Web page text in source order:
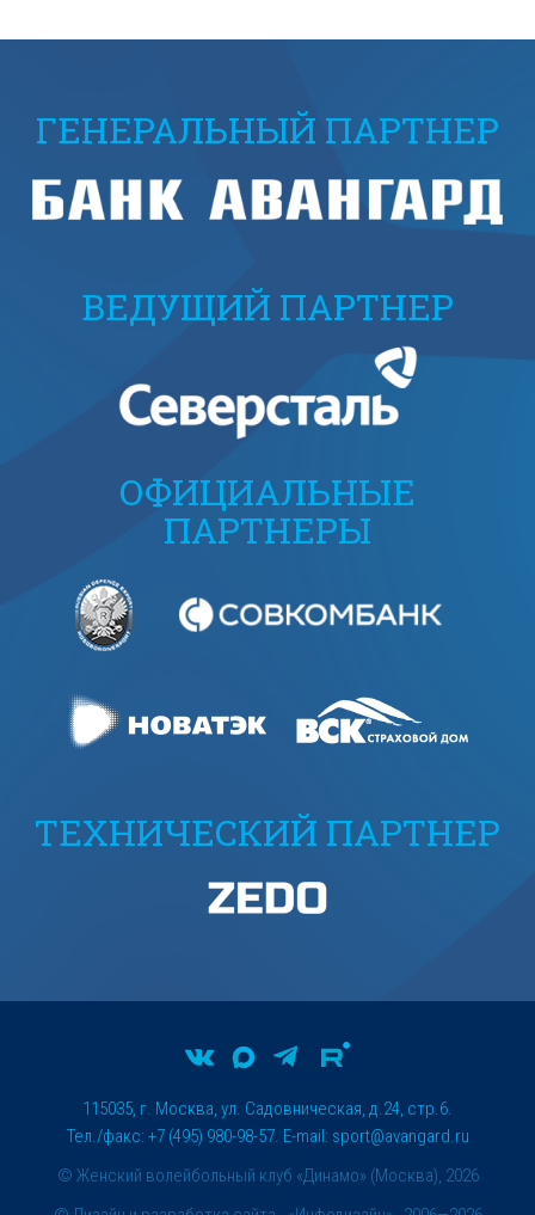
ГЕНЕРАЛЬНЫЙ ПАРТНЕР
ВЕДУЩИЙ ПАРТНЕР
ОФИЦИАЛЬНЫЕ
ПАРТНЕРЫ
ТЕХНИЧЕСКИЙ ПАРТНЕР
© Женский волейбольный клуб «Динамо» (Москва), 2026
115035, г. Москва, ул. Садовническая, д.24, стр.6.
Тел./факс: +7 (495) 980-98-57. E-mail: sport@avangard.ru